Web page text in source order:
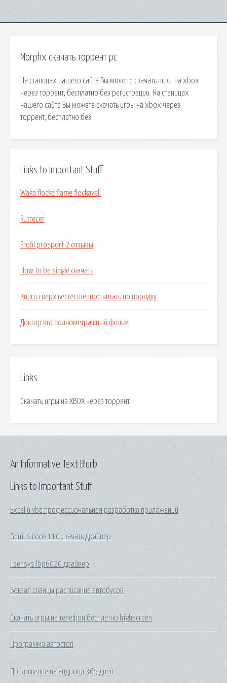
Morphx скачать торрент pc
На станицах нашего сайта Вы можете скачать игры на xbox
через торрент, бесплатно без регистрации. На станицах
нашего сайта Вы можете скачать игры на xbox через
торрент, бесплатно без.
Links to Important Stuff
Waka flocka flame flockaveli
Rutrecer
Profil prosport 2 отзывы
How to be single скачать
Книги сверхъестественное читать по порядку
Доктор кто полнометражный фильм
Links
Скачать игры на XBOX через торрент.
Links to Important Stuff
Excel и vba профессиональная разработка приложений
Genius ilook 110 скачать драйвер
I sensys lbp6020 драйвер
Вокзал сланцы расписание автобусов
Скачать игры на телефон бесплатно highscreen
Программа автостоп
Приложение на андроид 365 дней
An Informative Text Blurb